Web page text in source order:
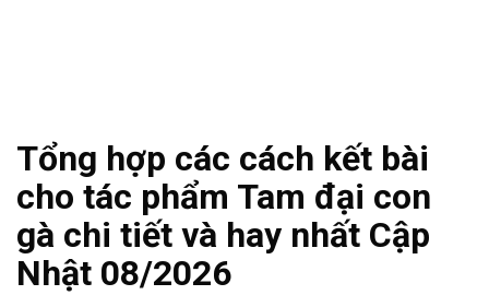
Tổng hợp các cách kết bài
cho tác phẩm Tam đại con
gà chi tiết và hay nhất Cập
Nhật 08/2026